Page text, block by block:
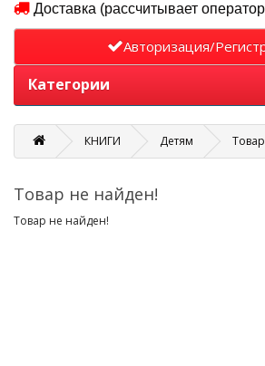
Доставка (рассчитывает
Авторизация/
Категории
КНИГИ Детям
Товар не найден!
Товар не найден!